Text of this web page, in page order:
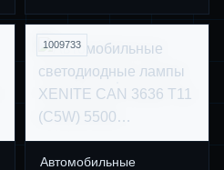
1009733
Автомобильные